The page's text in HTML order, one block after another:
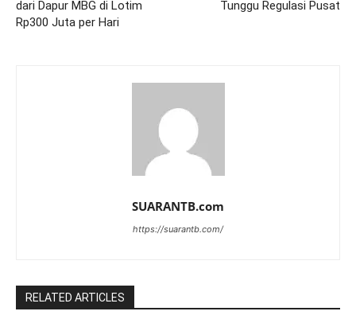
dari Dapur MBG di Lotim
Rp300 Juta per Hari
Tunggu Regulasi Pusat
SUARANTB.com
https://suarantb.com/
RELATED ARTICLES